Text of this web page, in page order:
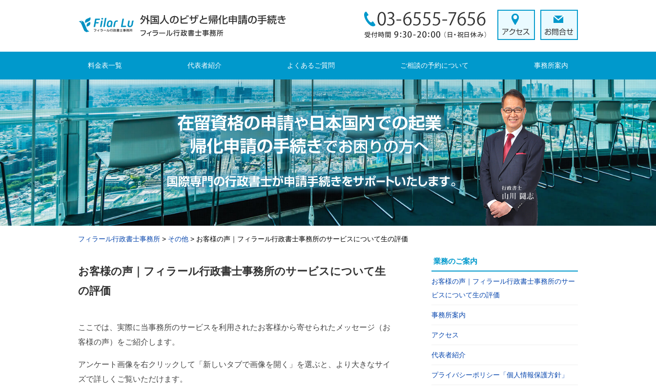
料金表一覧 代表者紹介 よくあるご質問 ご相談の予約について 事務所案内
フィラール行政書士事務所 > その他 > お客様の声｜フィラール行政書士事務所のサービスについて生の評価
お客様の声｜フィラール行政書士事務所のサービスについて生
の評価
ここでは、実際に当事務所のサービスを利用されたお客様から寄せられたメッセージ（お
客様の声）をご紹介します。
アンケート画像を右クリックして「新しいタブで画像を開く」を選ぶと、より大きなサイ
ズで詳しくご覧いただけます。
業務のご案内
お客様の声｜フィラール行政書士事務所のサー
ビスについて生の評価
事務所案内
アクセス
代表者紹介
プライバシーポリシー「個人情報保護方針」